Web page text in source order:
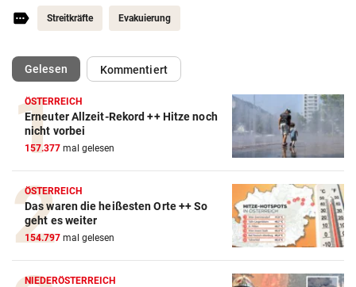
Streitkräfte Evakuierung
Gelesen(ausgewählt)Kommentiert
ÖSTERREICH
Erneuter Allzeit-Rekord ++ Hitze noch
nicht vorbei
157.377 mal gelesen
ÖSTERREICH
Das waren die heißesten Orte ++ So
geht es weiter
154.797 mal gelesen
NIEDERÖSTERREICH